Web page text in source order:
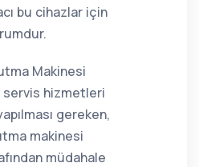
bu cihazlar için
Makinesi
hizmetleri
gereken,
makinesi
müdahale